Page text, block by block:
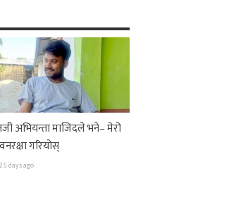
अभियन्ता माजिदले भने– मेरो
गरियोस्
25 days ago